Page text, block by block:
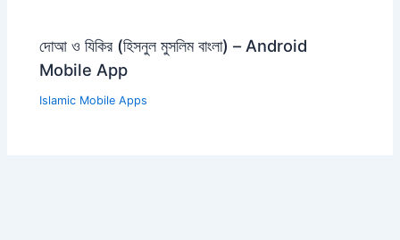
দোআ ও যিকির (হিসনুল মুসলিম বাংলা) – Android
Mobile App
Islamic Mobile Apps